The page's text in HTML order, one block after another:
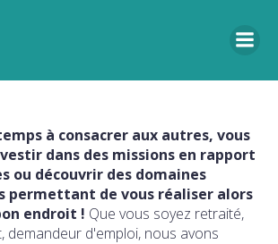
à consacrer aux autres, vous
dans des missions en rapport
ou découvrir des domaines
permettant de vous réaliser alors
endroit ! Que vous soyez retraité,
demandeur d'emploi, nous avons